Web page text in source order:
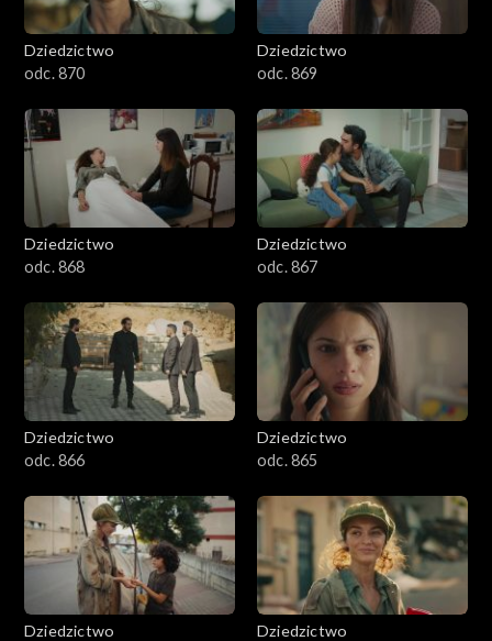
Dziedzictwo
odc. 870
Dziedzictwo
odc. 869
Dziedzictwo
odc. 868
Dziedzictwo
odc. 867
Dziedzictwo
odc. 866
Dziedzictwo
odc. 865
Dziedzictwo
Dziedzictwo